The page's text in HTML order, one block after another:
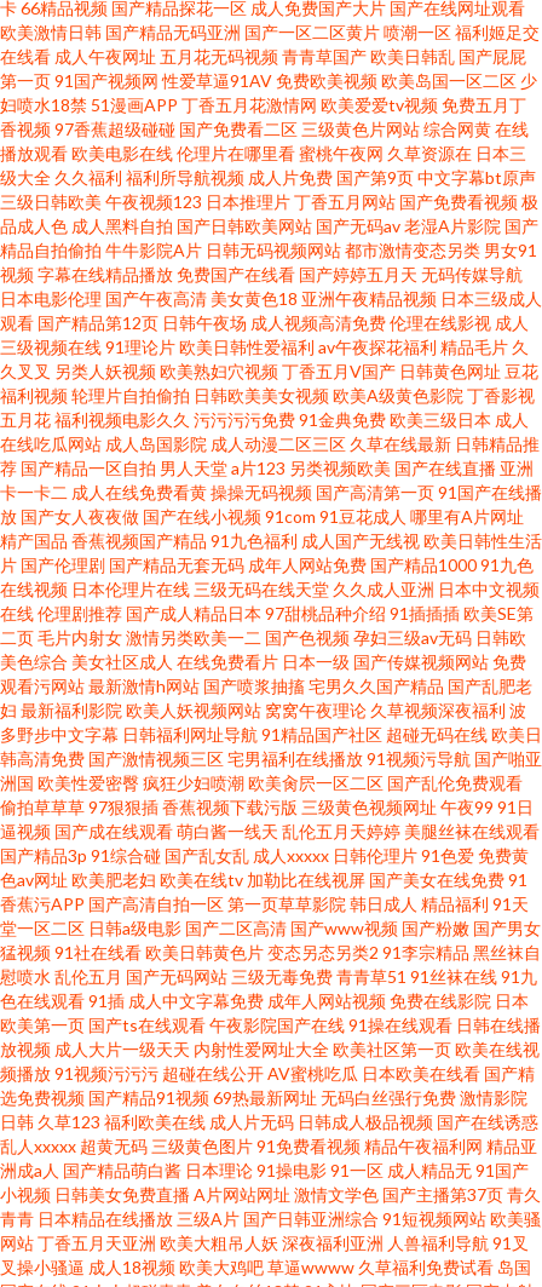
91入在线观看 麻豆日B在线视频 影音先锋中文AV 国产海角 五月天av 91豆花
在线观看免费 五月天午夜网 国内激情自拍 伪娘色情 91手机视频在线观看 久
久国产精品妞妞影院 一区二区三区国产少妇 国产91原创视频综合 婷婷五月
份欧美 91影音 久久嫩草精品视频影院 中文字幕43页 肏屄AB 国产午夜福利网
一二区 五月天午夜福利 99热热网站免费 日本丁香五月 91茄子水蜜桃 狠狠操
网址 91免费视频资源 欧美视频性爱TV ts人妖操逼视频 欧美日韩V 91视频最
新网址 日本啊v在线播放 91唐伯虎 精品自拍在线观看 91成人视颖 国产9199
无码免费看 91在线观看网站免费在线 欧美SSS视频第一页 国产黄色在线 在线
青青草av 大香蕉青青久久 日韩无日韩电影 91美女足交麻豆 国产色99热 亚洲
精品国产区 A片国产 国产激情文学自拍视频 五月天婷婷影院 91在线播放专区
久久伊人超碰 在线免费观看AV 欧美区二区 国产精品一不卡 91TV性爱视频 国
产精品人妻偷情 伊人色nv 国产高潮精品久久 微拍国产微拍小视频 超碰免费
公开成人97
卡66精品视频 国产精品探花一区 成人免费国产大片 国产在线网址观看
欧美激情日韩 国产精品无码亚洲 国产一区二区黄片喷潮一区福利姬足交
在线看 成人午夜网址 五月花无码视频青青草国产欧美日韩乱 国产屁屁
第一页91国产视频网 性爱草逼91AV免费欧美视频欧美岛国一区二区 少
妇喷水18禁 51漫画APP 丁香五月花激情网 欧美爱爱tv视频免费五月丁
香视频97香蕉超级碰碰 国产免费看二区 三级黄色片网站综合网黄在线
播放观看欧美电影在线伦理片在哪里看蜜桃午夜网 久草资源在 日本三
级大全 久久福利 福利所导航视频 成人片免费 国产第9页中文字幕bt原声
三级日韩欧美 午夜视频123 日本推理片丁香五月网站 国产免费看视频极
品成人色 成人黑料自拍 国产日韩欧美网站 国产无码av老湿A片影院 国产
精品自拍偷拍 牛牛影院A片 日韩无码视频网站都市激情变态另类 男女91
视频字幕在线精品播放免费国产在线看 国产婷婷五月天 无码传媒导航
日本电影伦理 国产午夜高清 美女黄色18 亚洲午夜精品视频 日本三级成人
观看 国产精品第12页 日韩午夜场 成人视频高清免费伦理在线影视 成人
三级视频在线91理论片欧美日韩性爱福利 av午夜探花福利 精品毛片 久
久叉叉 另类人妖视频欧美熟妇穴视频丁香五月V国产 日韩黄色网址 豆花
福利视频轮理片自拍偷拍 日韩欧美美女视频欧美A级黄色影院 丁香影视
五月花福利视频电影久久 污污污污免费91金典免费欧美三级日本 成人
在线吃瓜网站 成人岛国影院 成人动漫二区三区 久草在线最新 日韩精品推
荐 国产精品一区自拍 男人天堂a片123 另类视频欧美 国产在线直播 亚洲
卡一卡二 成人在线免费看黄操操无码视频 国产高清第一页91国产在线播
放 国产女人夜夜做 国产在线小视频91com 91豆花成人 哪里有A片网址
精产国品 香蕉视频国产精品 91九色福利 成人国产无线视欧美日韩性生活
片 国产伦理剧 国产精品无套无码 成年人网站免费 国产精品100091九色
在线视频 日本伦理片在线 三级无码在线天堂 久久成人亚洲 日本中文视频
在线伦理剧推荐 国产成人精品日本 97甜桃品种介绍 91插插插欧美SE第
二页毛片内射女激情另类欧美一二 国产色视频孕妇三级av无码 日韩欧
美色综合 美女社区成人 在线免费看片 日本一级 国产传媒视频网站免费
观看污网站最新激情h网站 国产喷浆抽搐宅男久久国产精品 国产乱肥老
妇 最新福利影院 欧美人妖视频网站 窝窝午夜理论 久草视频深夜福利 波
多野步中文字幕 日韩福利网址导航 91精品国产社区 超碰无码在线欧美日
韩高清免费 国产激情视频三区宅男福利在线播放91视频污导航 国产啪亚
洲国 欧美性爱密臀疯狂少妇喷潮欧美肏屄一区二区 国产乱伦免费观看
偷拍草草草97狠狠插香蕉视频下载污版 三级黄色视频网址 午夜99 91日
逼视频 国产成在线观看萌白酱一线天 乱伦五月天婷婷 美腿丝袜在线观看
国产精品3p 91综合碰 国产乱女乱 成人xxxxx 日韩伦理片91色爱免费黄
色av网址 欧美肥老妇 欧美在线tv 加勒比在线视屏 国产美女在线免费91
香蕉污APP 国产高清自拍一区第一页草草影院 韩日成人 精品福利 91天
堂一区二区 日韩a级电影 国产二区高清 国产www视频 国产粉嫩 国产男女
猛视频91社在线看欧美日韩黄色片变态另态另类2 91李宗精品 黑丝袜自
慰喷水 乱伦五月 国产无码网站 三级无毒免费青青草51 91丝袜在线91九
色在线观看91插 成人中文字幕免费 成年人网站视频免费在线影院 日本
欧美第一页 国产ts在线观看午夜影院国产在线91操在线观看 日韩在线播
放视频 成人大片一级天天 内射性爱网址大全欧美社区第一页欧美在线视
频播放91视频污污污 超碰在线公开AV蜜桃吃瓜 日本欧美在线看 国产精
选免费视频 国产精品91视频69热最新网址 无码白丝强行免费激情影院
日韩 久草123 福利欧美在线 成人片无码 日韩成人极品视频 国产在线诱惑
乱人xxxxx 超黄无码 三级黄色图片91免费看视频精品午夜福利网 精品亚
洲成a人 国产精品萌白酱 日本理论91操电影91一区 成人精品无91国产
小视频 日韩美女免费直播A片网站网址 激情文学色 国产主播第37页青久
青青 日本精品在线播放 三级A片 国产日韩亚洲综合 91短视频网站欧美骚
网站丁香五月天亚洲 欧美大粗吊人妖 深夜福利亚洲 人兽福利导航 91叉
叉操小骚逼 成人18视频欧美大鸡吧草逼wwww 久草福利免费试看 岛国